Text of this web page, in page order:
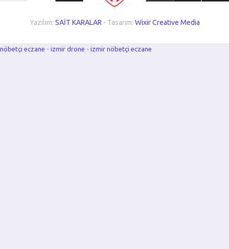
Yazılım: SAİT KARALAR - Tasarım: Wixir Creative Media
nöbetçi eczane - izmir drone - izmir nöbetçi eczane